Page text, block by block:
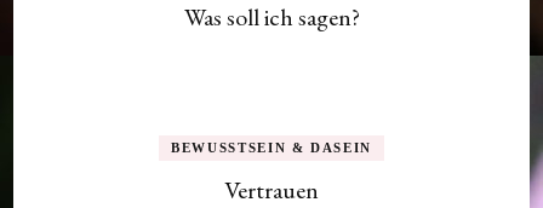
Was soll ich sagen?
BEWUSSTSEIN & DASEIN
Vertrauen